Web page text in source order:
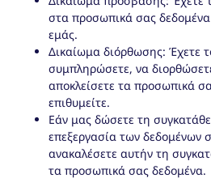
στα προσωπικά σας
εμάς.
Δικαίωμα διόρθωσης: Έχετε
συμπληρώσετε, να
αποκλείσετε τα προσωπικά
επιθυμείτε.
Εάν μας δώσετε τη
επεξεργασία των δεδομένων
ανακαλέσετε αυτήν τη
τα προσωπικά σας δεδομένα.